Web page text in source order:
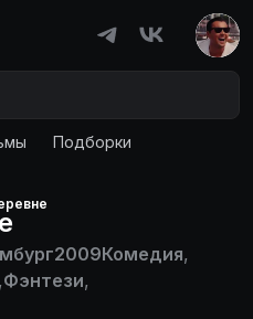
Подборки
2009Комедия,
,Фэнтези,